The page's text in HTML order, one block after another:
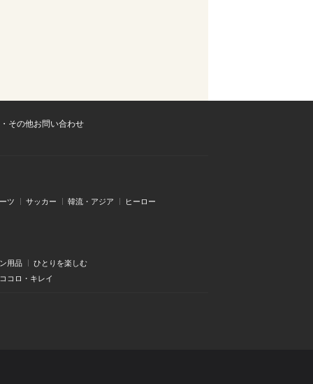
その他お問い合わせ
ツ サッカー 韓流・アジア ヒーロー
用品
ひとりを楽しむ
コロ・キレイ